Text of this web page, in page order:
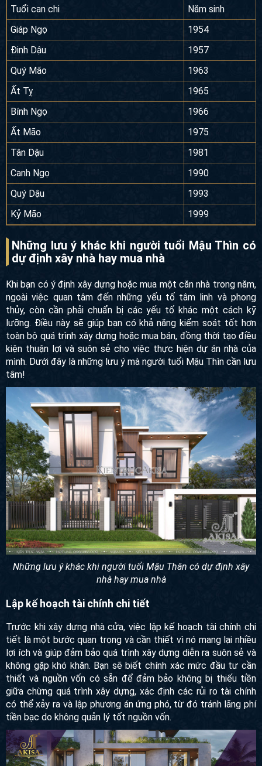
Tuổi can chi
Năm sinh
Giáp Ngọ
1954
Đinh Dậu
1957
Quý Mão
1963
Ất Tỵ
1965
Bính Ngọ
1966
Ất Mão
1975
Tân Dậu
1981
Canh Ngọ
1990
Quý Dậu
1993
Kỷ Mão
1999
Những lưu ý khác khi người tuổi Mậu Thìn có
dự định xây nhà hay mua nhà
Khi bạn có ý định xây dựng hoặc mua một căn nhà trong năm,
ngoài việc quan tâm đến những yếu tố tâm linh và phong
thủy, còn cần phải chuẩn bị các yếu tố khác một cách kỹ
lưỡng. Điều này sẽ giúp bạn có khả năng kiểm soát tốt hơn
toàn bộ quá trình xây dựng hoặc mua bán, đồng thời tạo điều
kiện thuận lợi và suôn sẻ cho việc thực hiện dự án nhà của
mình. Dưới đây là những lưu ý mà người tuổi Mậu Thìn cần lưu
tâm!
Những lưu ý khác khi người tuổi Mậu Thân có dự định xây
nhà hay mua nhà
Lập kế hoạch tài chính chi tiết
Trước khi xây dựng nhà cửa, việc lập kế hoạch tài chính chi
tiết là một bước quan trọng và cần thiết vì nó mang lại nhiều
lợi ích và giúp đảm bảo quá trình xây dựng diễn ra suôn sẻ và
không gặp khó khăn. Bạn sẽ biết chính xác mức đầu tư cần
thiết và nguồn vốn có sẵn để đảm bảo không bị thiếu tiền
giữa chừng quá trình xây dựng, xác định các rủi ro tài chính
có thể xảy ra và lập phương án ứng phó, từ đó tránh lãng phí
tiền bạc do không quản lý tốt nguồn vốn.